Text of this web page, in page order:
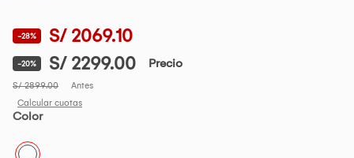
-28% S/ 2069.10
-20% S/ 2299.00 Precio
S/ 2899.00
Antes
Calcular cuotas
Color